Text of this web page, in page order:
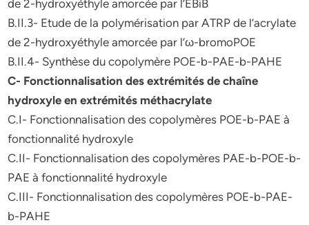
de 2-hydroxyéthyle amorcée par l’EBiB
B.II.3- Etude de la polymérisation par ATRP de l’acrylate
de 2-hydroxyéthyle amorcée par l’ω-bromoPOE
B.II.4- Synthèse du copolymère POE-b-PAE-b-PAHE
C- Fonctionnalisation des extrémités de chaîne
hydroxyle en extrémités méthacrylate
C.I- Fonctionnalisation des copolymères POE-b-PAE à
fonctionnalité hydroxyle
C.II- Fonctionnalisation des copolymères PAE-b-POE-b-
PAE à fonctionnalité hydroxyle
C.III- Fonctionnalisation des copolymères POE-b-PAE-
b-PAHE